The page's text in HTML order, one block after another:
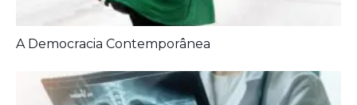
Artigos Relacionados: